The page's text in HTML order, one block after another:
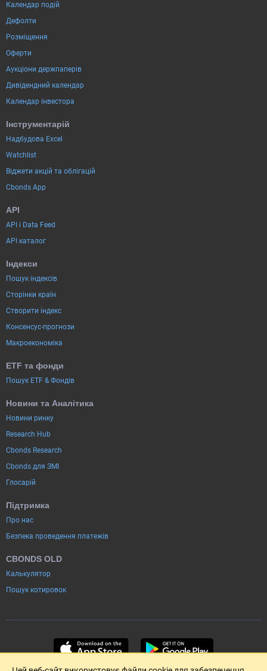
Календар подій
Дефолти
Розміщення
Оферти
Аукціони держпаперів
Дивідендний календар
Календар інвестора
Інструментарій
Надбудова Excel
Watchlist
Віджети акцій та облігацій
Cbonds App
API
API і Data Feed
API каталог
Індекси
Пошук індексів
Сторінки країн
Створити індекс
Консенсус-прогнози
Макроекономіка
ETF та фонди
Пошук ETF & Фондів
Новини та Аналітика
Новини ринку
Research Hub
Cbonds Research
Cbonds для ЗМІ
Глосарій
Підтримка
Про нас
Безпека проведення платежів
CBONDS OLD
Калькулятор
Пошук котировок